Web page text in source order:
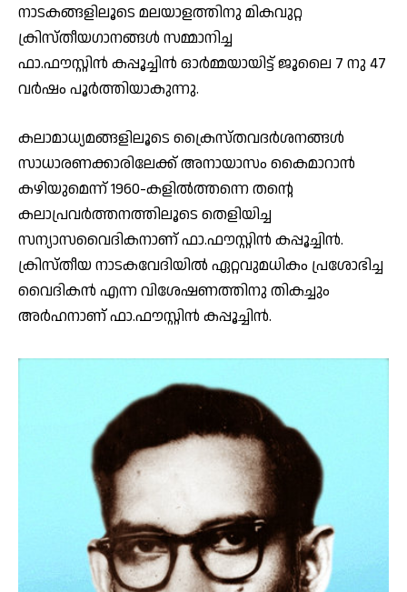
നാടകങ്ങളിലൂടെ മലയാളത്തിനു മികവുറ്റ
ക്രിസ്തീയഗാനങ്ങൾ സമ്മാനിച്ച
ഫാ.ഫൗസ്റ്റിൻ കപ്പൂച്ചിൻ ഓർമ്മയായിട്ട് ജൂലൈ 7 നു 47
വർഷം പൂർത്തിയാകുന്നു.
കലാമാധ്യമങ്ങളിലൂടെ ക്രൈസ്തവദർശനങ്ങൾ
സാധാരണക്കാരിലേക്ക് അനായാസം കൈമാറാൻ
കഴിയുമെന്ന് 1960-കളിൽത്തന്നെ തന്റെ
കലാപ്രവർത്തനത്തിലൂടെ തെളിയിച്ച
സന്യാസവൈദികനാണ് ഫാ.ഫൗസ്റ്റിൻ കപ്പൂച്ചിൻ.
ക്രിസ്തീയ നാടകവേദിയിൽ ഏറ്റവുമധികം പ്രശോഭിച്ച
വൈദികൻ എന്ന വിശേഷണത്തിനു തികച്ചും
അർഹനാണ് ഫാ.ഫൗസ്റ്റിൻ കപ്പൂച്ചിൻ.